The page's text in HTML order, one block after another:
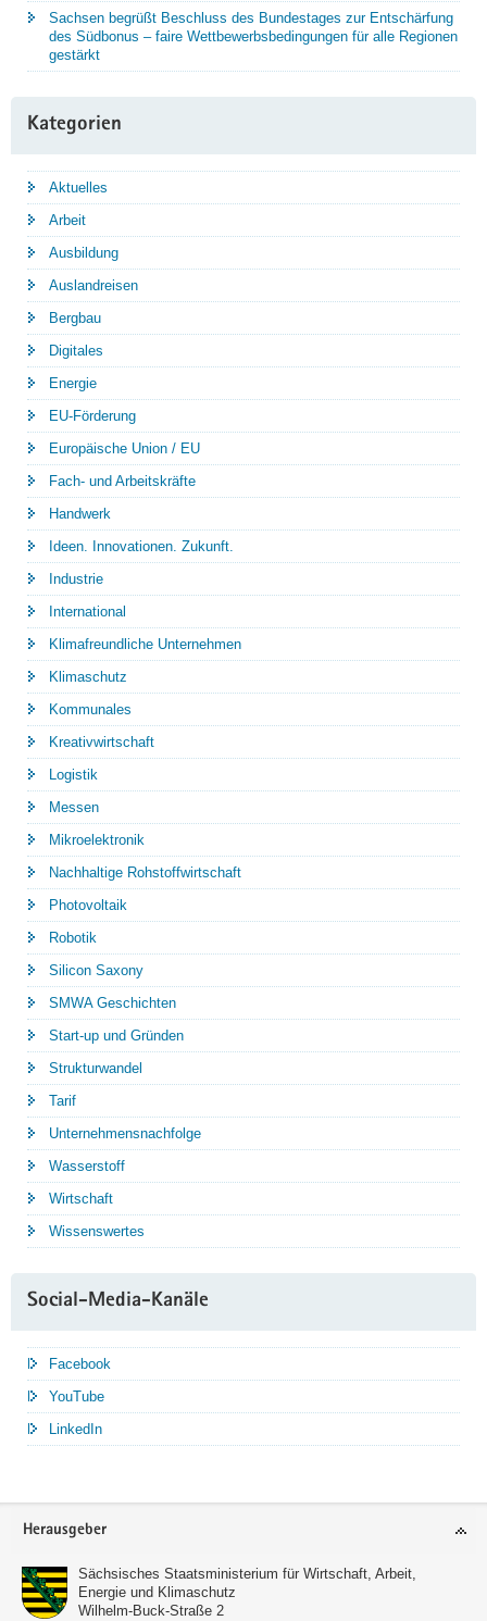
Sachsen begrüßt Beschluss des Bundestages zur Entschärfung
des Südbonus – faire Wettbewerbsbedingungen für alle Regionen
gestärkt
Kategorien
Aktuelles
Arbeit
Ausbildung
Auslandreisen
Bergbau
Digitales
Energie
EU-Förderung
Europäische Union / EU
Fach- und Arbeitskräfte
Handwerk
Ideen. Innovationen. Zukunft.
Industrie
International
Klimafreundliche Unternehmen
Klimaschutz
Kommunales
Kreativwirtschaft
Logistik
Messen
Mikroelektronik
Nachhaltige Rohstoffwirtschaft
Photovoltaik
Robotik
Silicon Saxony
SMWA Geschichten
Start-up und Gründen
Strukturwandel
Tarif
Unternehmensnachfolge
Wasserstoff
Wirtschaft
Wissenswertes
Social-Media-Kanäle
Facebook
YouTube
LinkedIn
Service
Herausgeber
Sächsisches Staatsministerium für Wirtschaft, Arbeit,
Energie und Klimaschutz
Wilhelm-Buck-Straße 2